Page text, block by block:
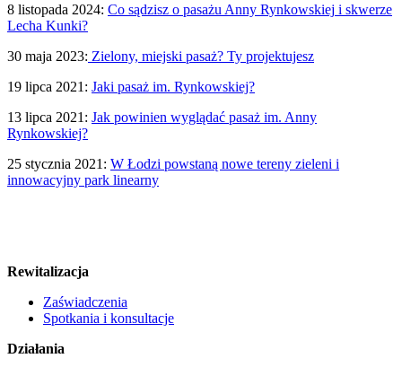
8 listopada 2024: Co sądzisz o pasażu Anny Rynkowskiej i skwerze
Lecha Kunki?
30 maja 2023: Zielony, miejski pasaż? Ty projektujesz
19 lipca 2021: Jaki pasaż im. Rynkowskiej?
13 lipca 2021: Jak powinien wyglądać pasaż im. Anny
Rynkowskiej?
25 stycznia 2021: W Łodzi powstaną nowe tereny zieleni i
innowacyjny park linearny
Rewitalizacja
Zaświadczenia
Spotkania i konsultacje
Działania